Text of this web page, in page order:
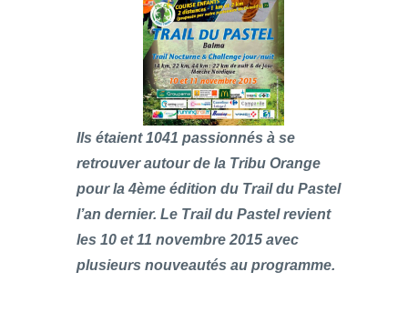
Ils étaient 1041 passionnés à se
retrouver autour de la Tribu Orange
pour la 4ème édition du Trail du Pastel
l’an dernier. Le Trail du Pastel revient
les 10 et 11 novembre 2015 avec
plusieurs nouveautés au programme.